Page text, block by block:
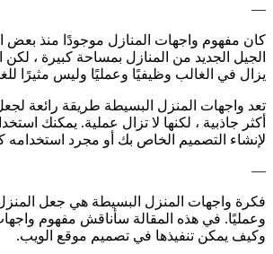
—
كان مفهوم واجهات المنازل موجودًا منذ بعض
الجيل الجديد من المنازل بمساحة كبيرة ، لكن
يزال في الغالب وظيفيًا وعمليًا وليس مثيرًا
تعد واجهات المنزل البسيطة طريقة رائعة
أكثر جاذبية ، لكنها لا تزال عملية. يمكنك
لإنشاء التصميم الخاص بك أو مجرد استخدامه
—
فكرة واجهات المنزل البسيطة هي جعل المنزل
وعمليًا. في هذه المقالة سأناقش مفهوم
وكيف يمكن تنفيذها في تصميم موقع الويب.